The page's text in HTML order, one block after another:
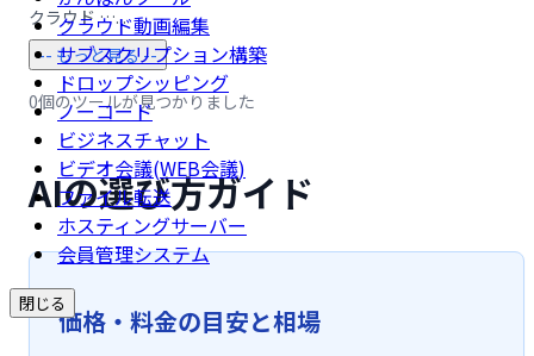
クラウド動画編集
サブスクリプション構築
ドロップシッピング
ノーコード
ビジネスチャット
ビデオ会議(WEB会議)
ファイル転送
ホスティングサーバー
会員管理システム
閉じる
クラウド …...
-- もっと見る --
0個のツールが見つかりました
AIの選び方ガイド
価格・料金の目安と相場